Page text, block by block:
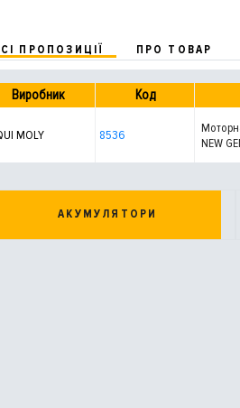
ПРОПОЗИЦІЇ ПРО ТОВАР
Виробник Код
MOLY 8536
NEW
АКУМУЛЯТОРИ